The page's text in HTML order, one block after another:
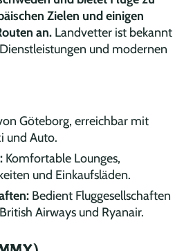
Zielen und einigen
an. Landvetter ist bekannt
und modernen
Göteborg, erreichbar mit
und Auto.
Komfortable Lounges,
und Einkaufsläden.
Bedient Fluggesellschaften
Airways und Ryanair.